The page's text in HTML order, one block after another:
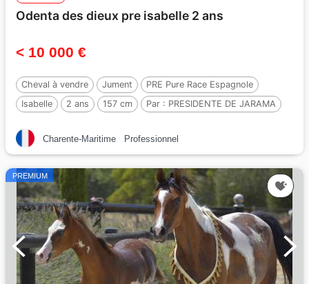
Odenta des dieux pre isabelle 2 ans
< 10 000 €
Cheval à vendre Jument
PRE Pure Race Espagnole
Isabelle
2 ans 157 cm Par : PRESIDENTE DE JARAMA
Charente-Maritime Professionnel
PREMIUM